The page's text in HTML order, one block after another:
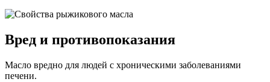
Вред и противопоказания
Масло вредно для людей с хроническими заболеваниями
печени.